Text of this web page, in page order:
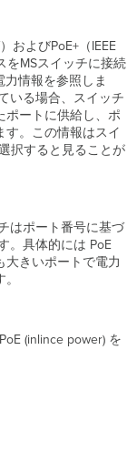
およびPoE+（IEEE
をMSスイッチに接続
力情報を参照しま
いる場合、スイッチ
ポートに供給し、ポ
す。この情報はスイ
択すると見ることが
はポート番号に基づ
。具体的には PoE
大きいポートで電力
(inlince power) を